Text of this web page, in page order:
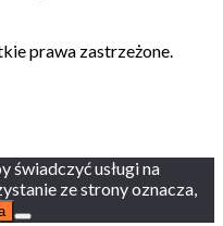
prawa zastrzeżone.
świadczyć usługi na
ze strony oznacza,